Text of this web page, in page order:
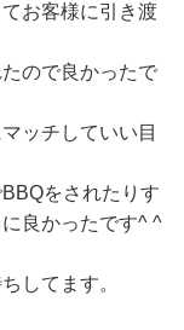
お客様に引き渡
ので良かったで
ッチしていい目
をされたりす
良かったです^ ^
してます。